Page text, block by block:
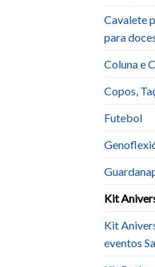
Cavalete
para
Coluna e
Copos,
Futebol
Kit
Kit
eventos
wishlist